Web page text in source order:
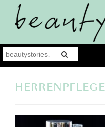
HERRENPFLEGE